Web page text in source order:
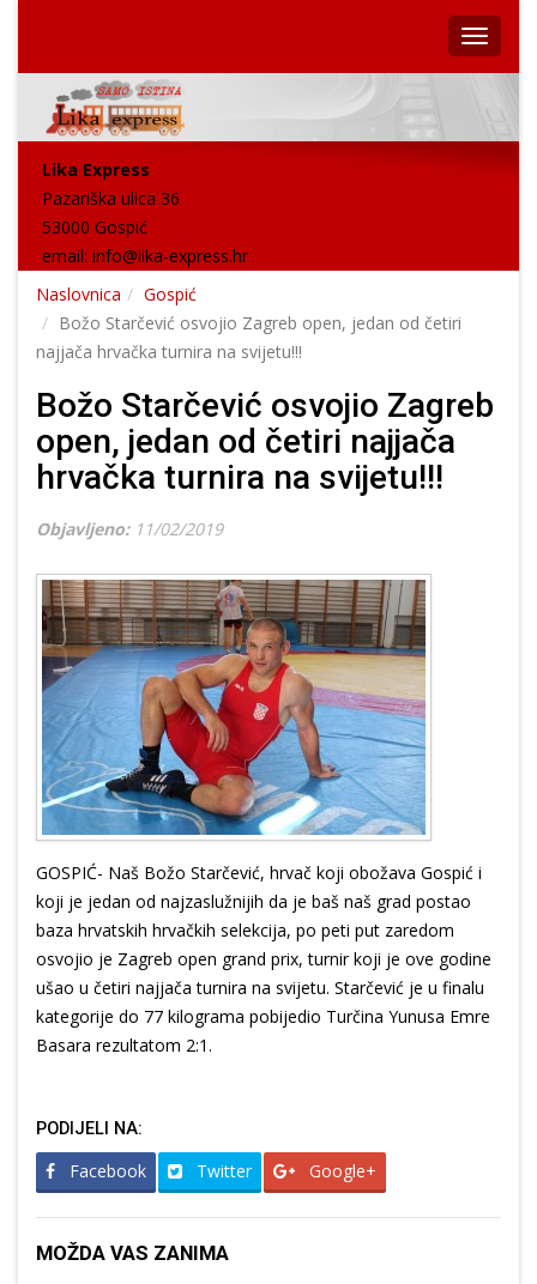
Lika Express
Pazariška ulica 36
53000 Gospić
email: info@lika-express.hr
Naslovnica
Gospić
Božo Starčević osvojio Zagreb open, jedan od četiri
najjača hrvačka turnira na svijetu!!!
Božo Starčević osvojio Zagreb
open, jedan od četiri najjača
hrvačka turnira na svijetu!!!
Objavljeno: 11/02/2019
GOSPIĆ- Naš Božo Starčević, hrvač koji obožava Gospić i
koji je jedan od najzaslužnijih da je baš naš grad postao
baza hrvatskih hrvačkih selekcija, po peti put zaredom
osvojio je Zagreb open grand prix, turnir koji je ove godine
ušao u četiri najjača turnira na svijetu. Starčević je u finalu
kategorije do 77 kilograma pobijedio Turčina Yunusa Emre
Basara rezultatom 2:1.
PODIJELI NA:
Facebook Twitter Google+
MOŽDA VAS ZANIMA